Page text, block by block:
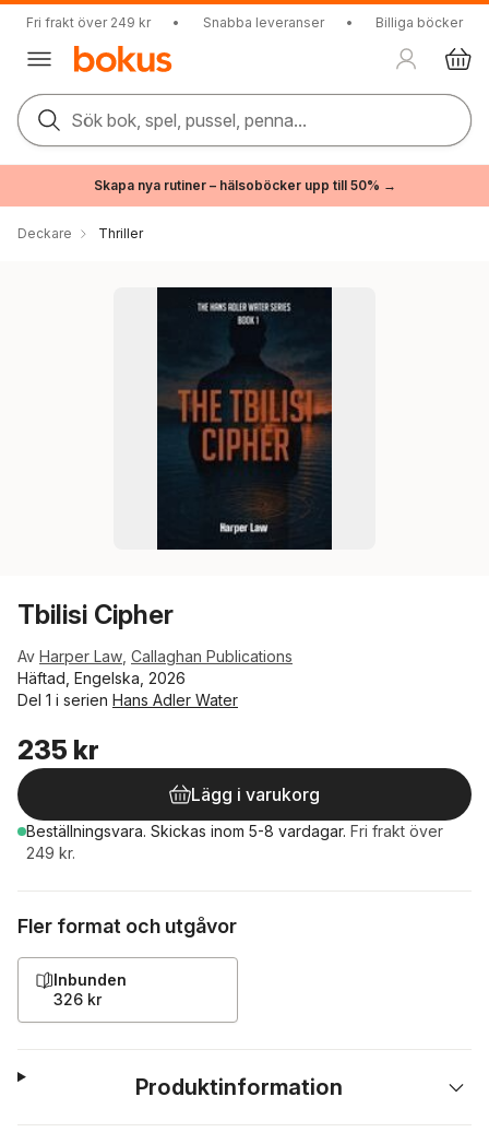
Fri frakt över 249 kr • Snabba leveranser • Billiga böcker
Sök bok, spel, pussel, penna...
Skapa nya rutiner – hälsoböcker upp till 50% →
Deckare Thriller
Tbilisi Cipher
Av Harper Law Callaghan Publications
Häftad, Engelska, 2026
Del 1 i serien Hans Adler Water
235 kr
Lägg i varukorg
Beställningsvara. Skickas inom 5-8 vardagar. Fri frakt över
249 kr.
Fler format och utgåvor
Inbunden
326 kr
Produktinformation